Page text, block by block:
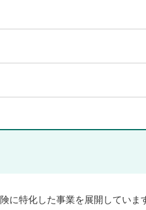
に特化した事業を展開していま